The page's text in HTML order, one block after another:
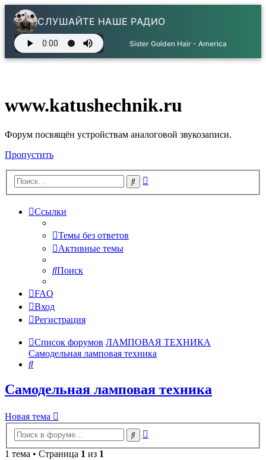
СЛУШАЙТЕ НАШЕ РАДИО
Sister Golden Hair - America
www.katushechnik.ru
Форум посвящён устройствам аналоговой звукозаписи.
Пропустить
Поиск
Ссылки
Темы без ответов
Активные темы
Поиск
FAQ
Вход
Регистрация
Список форумов ЛАМПОВАЯ ТЕХНИКА
Самодельная ламповая техника
Поиск
Самодельная ламповая техника
Новая тема
Поиск
1 тема • Страница 1 из 1